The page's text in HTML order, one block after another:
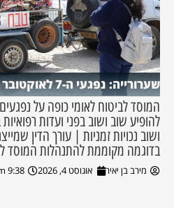
שערורייה: נפגעי ה-7 לאוקטובר ממשיכים להיפגע
להופיע שוב ושוב בפני ועדות
ושוב נכויות זמניות | עורך הדין
בדוגמה מקוממת להתנהלות המוסד
מירב בן יאיר אוגוסט 4, 2026 9:38 pm